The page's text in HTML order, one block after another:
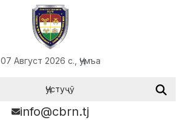
07 Август 2026 с., Ҷумъа
info@cbrn.tj